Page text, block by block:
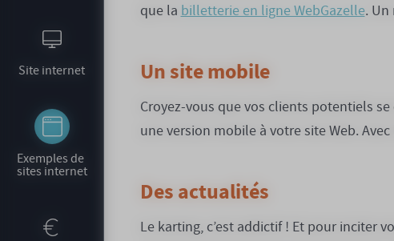
Site internet
Exemples de
sites internet
que la billetterie en ligne WebGazelle. Un
Un site mobile
Croyez-vous que vos clients potentiels
une version mobile à votre site Web. Avec
Des actualités
Le karting, c’est addictif ! Et pour inciter